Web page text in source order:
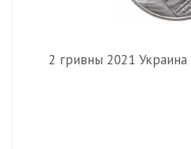
2 гривны 2021